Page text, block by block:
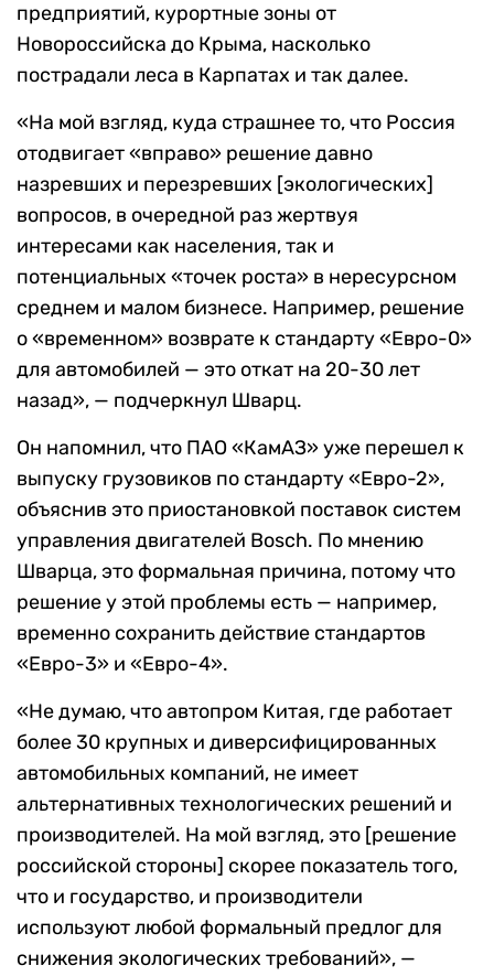
предприятий, курортные зоны от
Новороссийска до Крыма, насколько
пострадали леса в Карпатах и так далее.
«На мой взгляд, куда страшнее то, что Россия
отодвигает «вправо» решение давно
назревших и перезревших [экологических]
вопросов, в очередной раз жертвуя
интересами как населения, так и
потенциальных «точек роста» в нересурсном
среднем и малом бизнесе. Например, решение
о «временном» возврате к стандарту «Евро-0»
для автомобилей — это откат на 20-30 лет
назад», — подчеркнул Шварц.
Он напомнил, что ПАО «КамАЗ» уже перешел к
выпуску грузовиков по стандарту «Евро-2»,
объяснив это приостановкой поставок систем
управления двигателей Bosch. По мнению
Шварца, это формальная причина, потому что
решение у этой проблемы есть — например,
временно сохранить действие стандартов
«Евро-3» и «Евро-4».
«Не думаю, что автопром Китая, где работает
более 30 крупных и диверсифицированных
автомобильных компаний, не имеет
альтернативных технологических решений и
производителей. На мой взгляд, это [решение
российской стороны] скорее показатель того,
что и государство, и производители
используют любой формальный предлог для
снижения экологических требований», —